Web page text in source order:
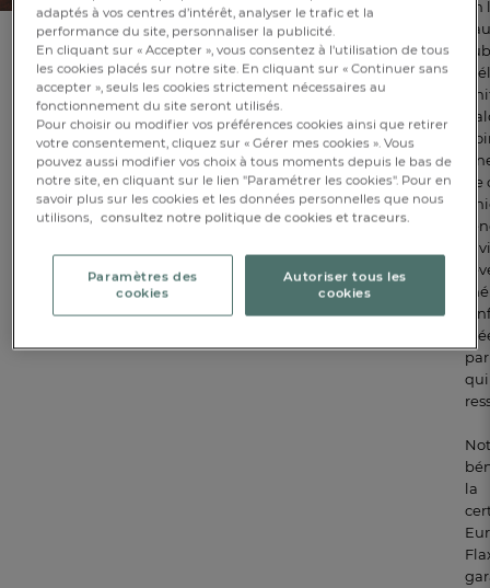
qui
la
adaptés à vos centres d’intérêt, analyser le trafic et la
performance du site, personnaliser la publicité.
En cliquant sur « Accepter », vous consentez à l'utilisation de tous
les cookies placés sur notre site. En cliquant sur « Continuer sans
accepter », seuls les cookies strictement nécessaires au
fonctionnement du site seront utilisés.
Pour choisir ou modifier vos préférences cookies ainsi que retirer
votre consentement, cliquez sur « Gérer mes cookies ». Vous
pouvez aussi modifier vos choix à tous moments depuis le bas de
notre site, en cliquant sur le lien "Paramétrer les cookies". Pour en
savoir plus sur les cookies et les données personnelles que nous
utilisons, consultez notre politique de cookies et traceurs.
Paramètres des
cookies
Autoriser tous les
cookies